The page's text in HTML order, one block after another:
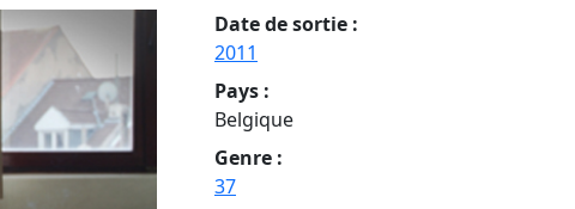
Date de sortie :
2011
Pays :
Belgique
Genre :
37